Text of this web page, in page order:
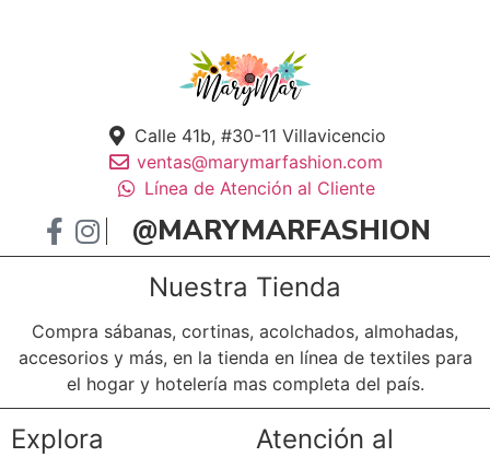
Calle 41b, #30-11 Villavicencio
ventas@marymarfashion.com
Línea de Atención al Cliente
@MARYMARFASHION
Nuestra Tienda
Compra sábanas, cortinas, acolchados, almohadas,
accesorios y más, en la tienda en línea de textiles para
el hogar y hotelería mas completa del país.
Explora
Atención al